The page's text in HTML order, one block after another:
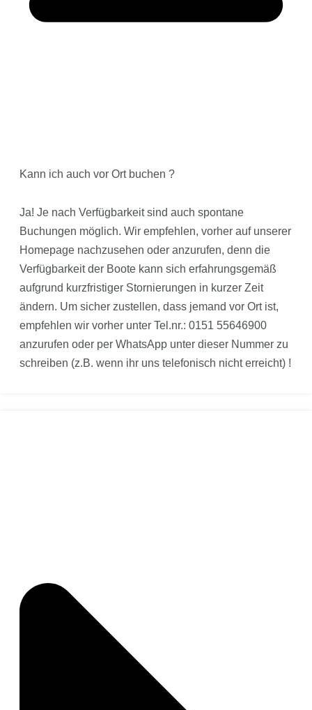
Kann ich auch vor Ort buchen ?
Ja! Je nach Verfügbarkeit sind auch spontane
Buchungen möglich. Wir empfehlen, vorher auf unserer
Homepage nachzusehen oder anzurufen, denn die
Verfügbarkeit der Boote kann sich erfahrungsgemäß
aufgrund kurzfristiger Stornierungen in kurzer Zeit
ändern. Um sicher zustellen, dass jemand vor Ort ist,
empfehlen wir vorher unter Tel.nr.: 0151 55646900
anzurufen oder per WhatsApp unter dieser Nummer zu
schreiben (z.B. wenn ihr uns telefonisch nicht erreicht) !